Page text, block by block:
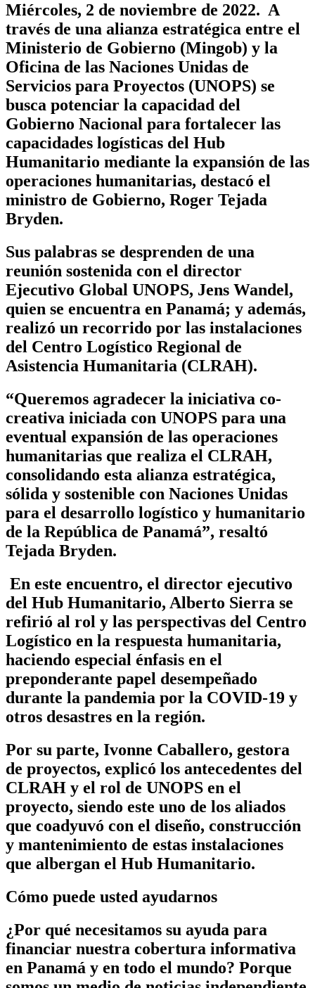
Miércoles, 2 de noviembre de 2022. A
través de una alianza estratégica entre el
Ministerio de Gobierno (Mingob) y la
Oficina de las Naciones Unidas de
Servicios para Proyectos (UNOPS) se
busca potenciar la capacidad del
Gobierno Nacional para fortalecer las
capacidades logísticas del Hub
Humanitario mediante la expansión de las
operaciones humanitarias, destacó el
ministro de Gobierno, Roger Tejada
Bryden.
Sus palabras se desprenden de una
reunión sostenida con el director
Ejecutivo Global UNOPS, Jens Wandel,
quien se encuentra en Panamá; y además,
realizó un recorrido por las instalaciones
del Centro Logístico Regional de
Asistencia Humanitaria (CLRAH).
“Queremos agradecer la iniciativa co-
creativa iniciada con UNOPS para una
eventual expansión de las operaciones
humanitarias que realiza el CLRAH,
consolidando esta alianza estratégica,
sólida y sostenible con Naciones Unidas
para el desarrollo logístico y humanitario
de la República de Panamá”, resaltó
Tejada Bryden.
En este encuentro, el director ejecutivo
del Hub Humanitario, Alberto Sierra se
refirió al rol y las perspectivas del Centro
Logístico en la respuesta humanitaria,
haciendo especial énfasis en el
preponderante papel desempeñado
durante la pandemia por la COVID-19 y
otros desastres en la región.
Por su parte, Ivonne Caballero, gestora
de proyectos, explicó los antecedentes del
CLRAH y el rol de UNOPS en el
proyecto, siendo este uno de los aliados
que coadyuvó con el diseño, construcción
y mantenimiento de estas instalaciones
que albergan el Hub Humanitario.
Cómo puede usted ayudarnos
¿Por qué necesitamos su ayuda para
financiar nuestra cobertura informativa
en Panamá y en todo el mundo? Porque